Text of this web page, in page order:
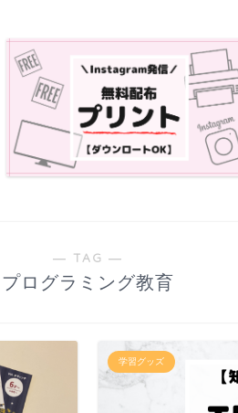
― TAG ―
プログラミング教育
学習グッズ